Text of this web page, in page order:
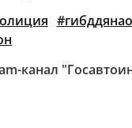
#гибддянао
канал